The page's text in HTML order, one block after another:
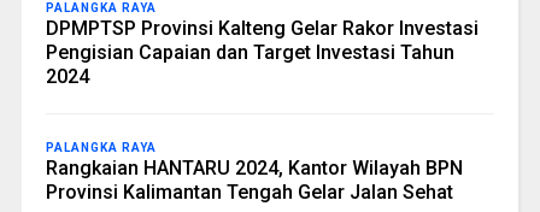
PALANGKA RAYA
DPMPTSP Provinsi Kalteng Gelar Rakor Investasi
Pengisian Capaian dan Target Investasi Tahun
2024
PALANGKA RAYA
Rangkaian HANTARU 2024, Kantor Wilayah BPN
Provinsi Kalimantan Tengah Gelar Jalan Sehat